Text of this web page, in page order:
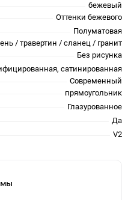
бежевый
Оттенки бежевого
Полуматовая
/ травертин / сланец / гранит
Без рисунка
сатинированная
Современный
прямоугольник
Глазурованное
Да
V2